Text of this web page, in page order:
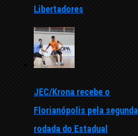
Libertadores
JEC/Krona recebe o
Florianópolis pela segunda
rodada do Estadual